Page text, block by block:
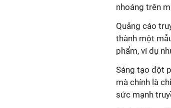
nhoáng trên
Quảng cáo
thành một
phẩm, ví dụ
Sáng tạo đột
mà chính là
sức mạnh